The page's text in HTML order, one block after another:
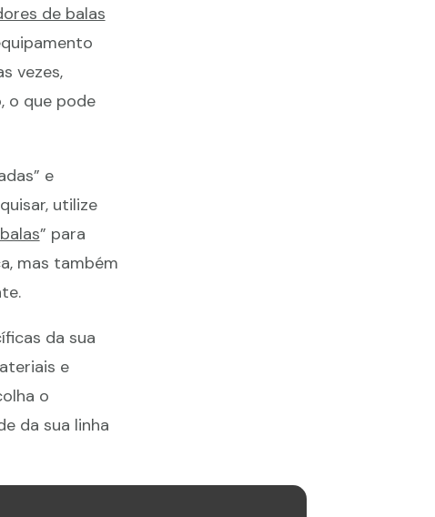
de balas
vezes,
o que pode
e
utilize
” para
mas também
da sua
e
o
da sua linha